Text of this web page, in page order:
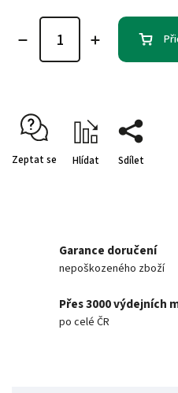
Zeptat se Hlídat Sdílet
Garance doručení
nepoškozeného zboží
Přes 3000 výdejních
po celé ČR